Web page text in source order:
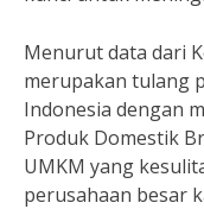
Menurut data dari
merupakan tulang
Indonesia dengan
Produk Domestik
UMKM yang
perusahaan besar